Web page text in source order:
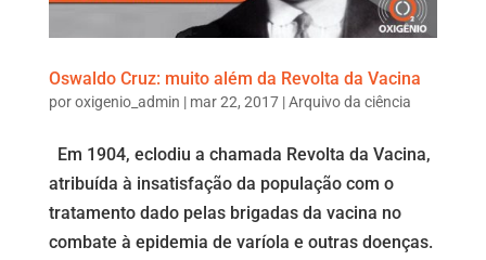
Oswaldo Cruz: muito além da Revolta da Vacina
poroxigenio_admin | mar 22, 2017|Arquivo da ciência
Em 1904, eclodiu a chamada Revolta da Vacina,
atribuída à insatisfação da população com o
tratamento dado pelas brigadas da vacina no
combate à epidemia de varíola e outras doenças.